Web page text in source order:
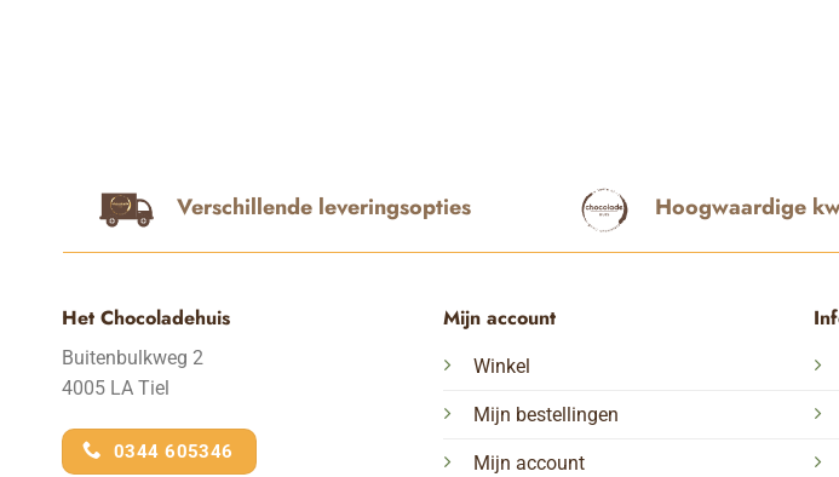
Verschillende leveringsopties Hoogwaardige
Het Chocoladehuis
Buitenbulkweg 2
4005 LA Tiel
0344 605346
Mijn account
Winkel
Mijn bestellingen
Mijn account